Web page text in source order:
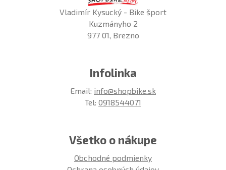
Vladimír Kysucký - Bike šport
Kuzmányho 2
977 01, Brezno
Infolinka
Email: info@shopbike.sk
Tel: 0918544071
Všetko o nákupe
Obchodné podmienky